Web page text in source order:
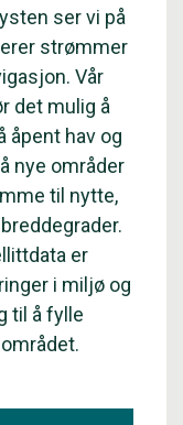
ser vi på
strømmer
Vår
det mulig å
åpent hav og
nye områder
til nytte,
er
i miljø og
til å fylle